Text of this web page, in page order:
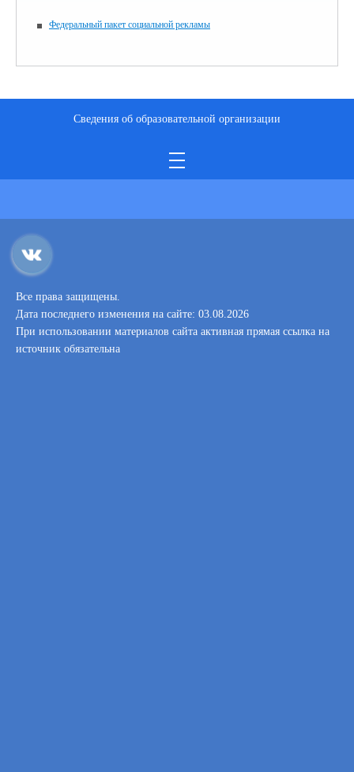
Федеральный пакет социальной рекламы
Сведения об образовательной организации
Все права защищены.
Дата последнего изменения на сайте: 03.08.2026
При использовании материалов сайта активная прямая ссылка на
источник обязательна